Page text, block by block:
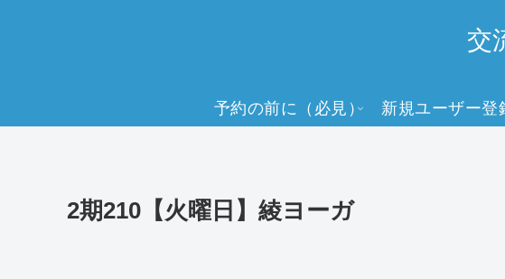
交
予約の前に（必見） 新規ユーザー登
2期210【火曜日】綾ヨーガ